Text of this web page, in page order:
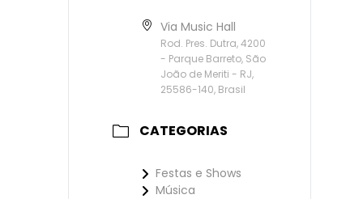
Via Music Hall
Rod. Pres. Dutra, 4200
- Parque Barreto, São
João de Meriti - RJ,
25586-140, Brasil
CATEGORIAS
Festas e Shows
Música